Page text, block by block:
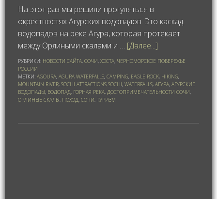
На этот раз мы решили прогуляться в
окрестностях Агурских водопадов. Это каскад
водопадов на реке Агура, которая протекает
между Орлиными скалами и … [Далее...]
РУБРИКИ: НОВОСТИ САЙТА,СОЧИ,ХОСТА, ЧЕРНОМОРСКОЕ ПОБЕРЕЖЬЕ
РОССИИ
МЕТКИ:AGOURA,AGURA WATERFALLS,CAMPING, EAGLE ROCK, HIKING,
MOUNTAIN RIVER,SOCHI ATTRACTIONS SOCHI,WATERFALLS,АГУРА,АГУРСКИЕ
ВОДОПАДЫ, ВОДОПАД, ГОРНАЯ РЕКА,ДОСТОПРИМЕЧАТЕЛЬНОСТИ СОЧИ,
ОРЛИНЫЕ СКАЛЫ, ПОХОД,СОЧИ,ТУРИЗМ